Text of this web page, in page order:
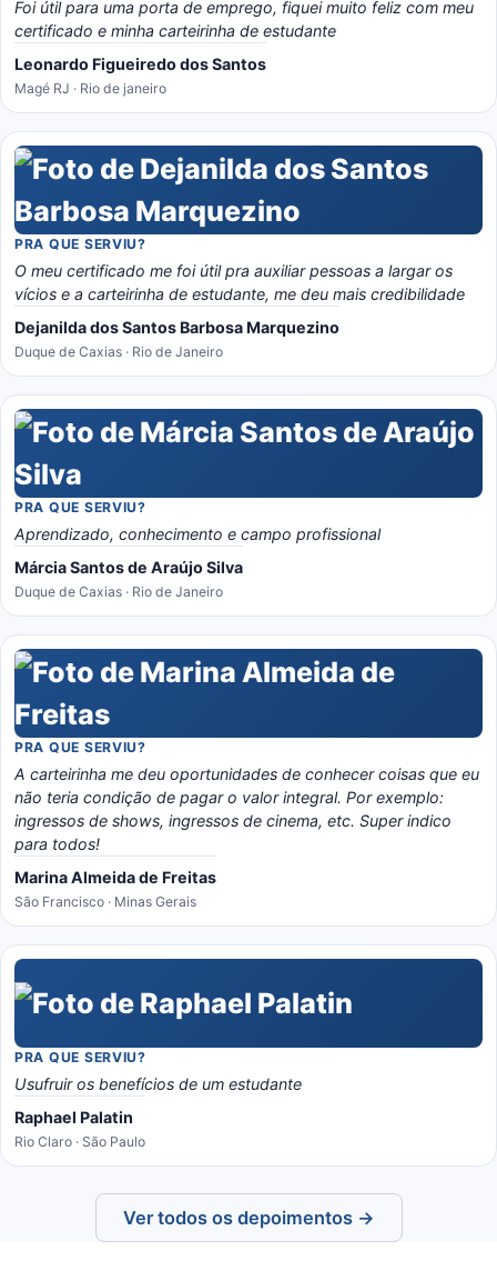
Foi útil para uma porta de emprego, fiquei muito feliz com meu
certificado e minha carteirinha de estudante
Leonardo Figueiredo dos Santos
Magé RJ · Rio de janeiro
PRA QUE SERVIU?
O meu certificado me foi útil pra auxiliar pessoas a largar os
vícios e a carteirinha de estudante, me deu mais credibilidade
Dejanilda dos Santos Barbosa Marquezino
Duque de Caxias · Rio de Janeiro
PRA QUE SERVIU?
Aprendizado, conhecimento e campo profissional
Márcia Santos de Araújo Silva
Duque de Caxias · Rio de Janeiro
PRA QUE SERVIU?
A carteirinha me deu oportunidades de conhecer coisas que eu
não teria condição de pagar o valor integral. Por exemplo:
ingressos de shows, ingressos de cinema, etc. Super indico
para todos!
Marina Almeida de Freitas
São Francisco · Minas Gerais
PRA QUE SERVIU?
Usufruir os benefícios de um estudante
Raphael Palatin
Rio Claro · São Paulo
Ver todos os depoimentos →